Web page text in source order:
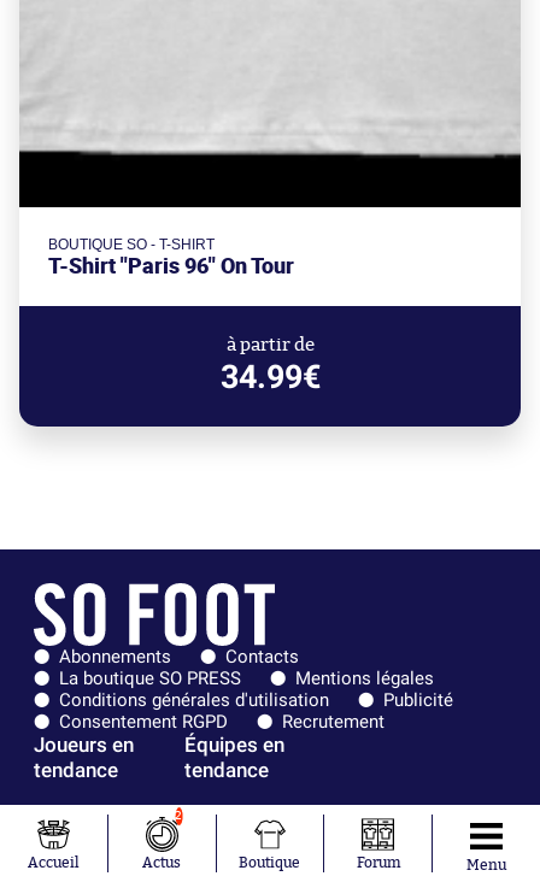
BOUTIQUE SO - T-SHIRT
T-Shirt "Paris 96" On Tour
à partir de
34.99€
Abonnements
Contacts
La boutique SO PRESS
Mentions légales
Conditions générales d'utilisation
Publicité
Consentement RGPD
Recrutement
Joueurs en
tendance
Mohamed
Salah
Mykhailo
Équipes en
tendance
Chelsea
Paris Saint-
Germain
Accueil
2
Actus Boutique Forum Menu